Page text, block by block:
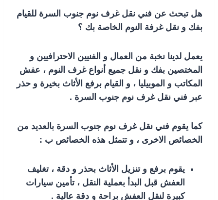
هل تبحث عن فني نقل غرف نوم جنوب السرة للقيام
بفك و نقل غرفة النوم الخاصة بك ؟
يعمل لدينا نخبة من العمال و الفنيين الاحترافيين و
المختصين بفك و نقل جميع أنواع غرف النوم ، عفش
المكاتب و الموبيليا ، و القيام برفع الأثاث بخيرة و حذر
عبر فني نقل غرف نوم جنوب السرة .
كما يقوم فني نقل غرف نوم جنوب السرة بالعديد من
الخصائص الاخرى ، و تتمثل هذه الخصائص ب :
يقوم برفع و تنزيل الأثاث بحذر و دقة ، تغليف
العفش قبل البدأ بعملية النقل ، تأمين سيارات
كبيرة لنقل العفش براحة و دقة عالية .